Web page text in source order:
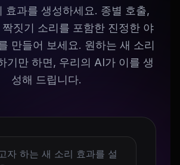
효과를 생성하세요. 종별 호출,
짓기 소리를 포함한 진정한 야
만들어 보세요. 원하는 새 소리
기만 하면, 우리의 AI가 이를 생
성해 드립니다.